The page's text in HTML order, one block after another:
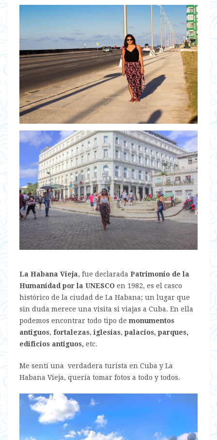
La Habana Vieja, fue declarada Patrimonio de la
Humanidad por la UNESCO en 1982, es el casco
histórico de la ciudad de La Habana; un lugar que
sin duda merece una visita si viajas a Cuba. En ella
podemos encontrar todo tipo de monumentos
antiguos, fortalezas,iglesias, palacios, parques,
edificios antiguos, etc.
Me sentí una verdadera turista en Cuba y La
Habana Vieja, quería tomar fotos a todo y todos.